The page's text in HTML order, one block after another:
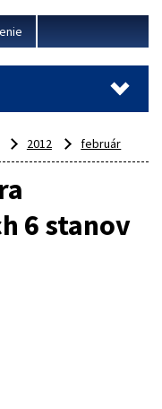
2012 február
6 stanov